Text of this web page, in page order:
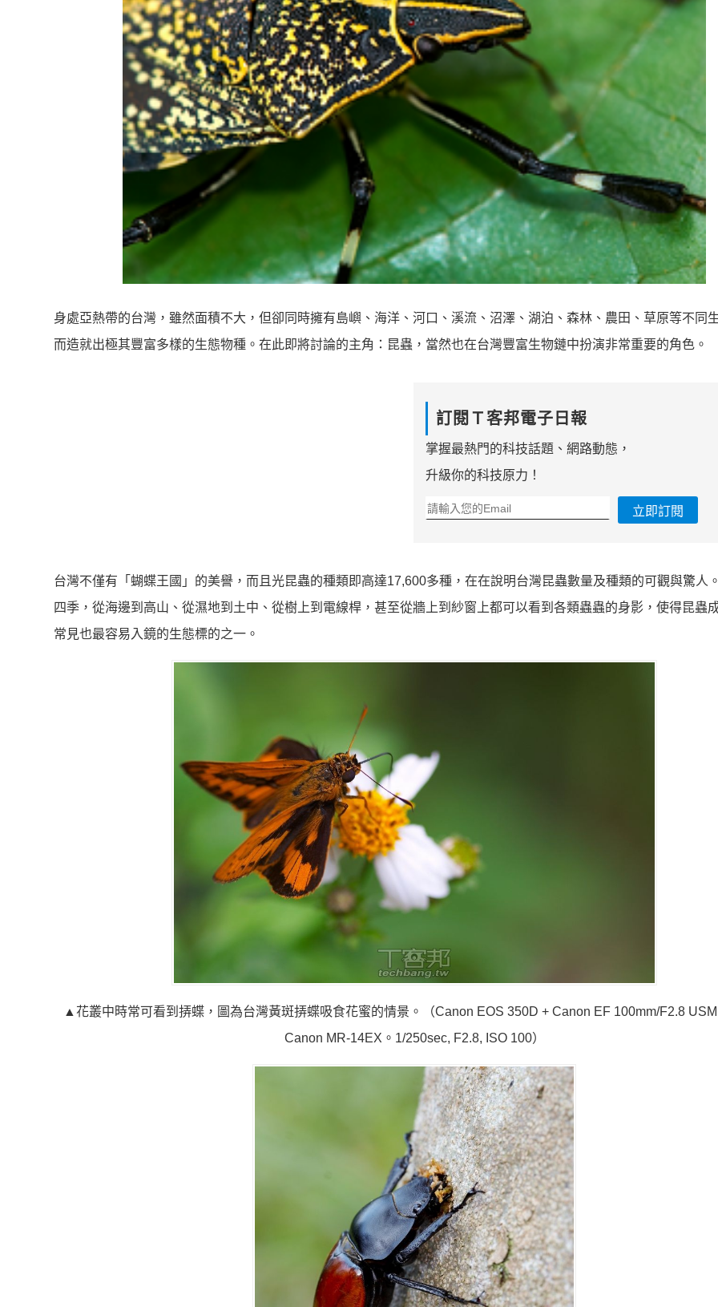
身處亞熱帶的台灣，雖然面積不大，但卻同時擁有島嶼、海洋、河口、溪流、沼澤、湖泊、森林、農田、草原等不同
而造就出極其豐富多樣的生態物種。在此即將討論的主角：昆蟲，當然也在台灣豐富生物鏈中扮演非常重要的角色。
訂閱Ｔ客邦電子日報
掌握最熱門的科技話題、網路動態，
升級你的科技原力！
立即訂閱
台灣不僅有「蝴蝶王國」的美譽，而且光昆蟲的種類即高達17,600多種，在在說明台灣昆蟲數量及種類的可觀與驚人
四季，從海邊到高山、從濕地到土中、從樹上到電線桿，甚至從牆上到紗窗上都可以看到各類蟲蟲的身影，使得昆蟲
常見也最容易入鏡的生態標的之一。
▲花叢中時常可看到挵蝶，圖為台灣黃斑挵蝶吸食花蜜的情景。（Canon EOS 350D + Canon EF 100mm/F2.8
Canon MR-14EX。1/250sec, F2.8, ISO 100）